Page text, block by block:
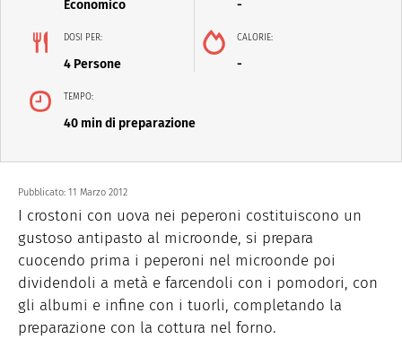
Economico -
DOSI PER:
4 Persone
CALORIE:
-
TEMPO:
40 min di preparazione
Pubblicato: 11 Marzo 2012
I crostoni con uova nei peperoni costituiscono un
gustoso antipasto al microonde, si prepara
cuocendo prima i peperoni nel microonde poi
dividendoli a metà e farcendoli con i pomodori, con
gli albumi e infine con i tuorli, completando la
preparazione con la cottura nel forno.